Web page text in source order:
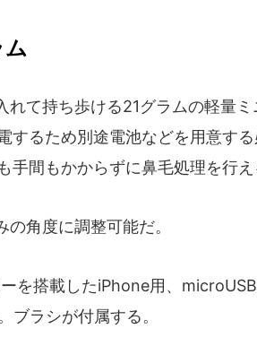
て持ち歩ける21グラムの軽量
するため別途電池などを用意す
手間もかからずに鼻毛処理を行え
角度に調整可能だ。
を搭載したiPhone用、
ブラシが付属する。